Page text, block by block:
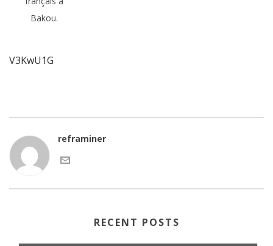
Bakou.
V3KwU1G
reframiner
RECENT POSTS